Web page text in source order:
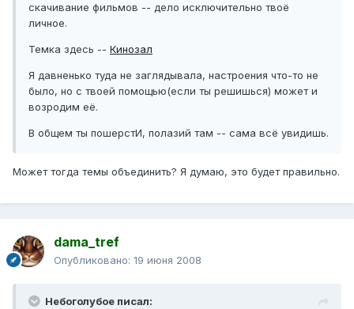
скачивание фильмов -- дело исключительно твоё
личное.
Темка здесь -- Кинозал
Я давненько туда не заглядывала, настроения что-то не
было, но с твоей помощью(если ты решишься) может и
возродим её.
В общем ты пошерстИ, полазий там -- сама всё увидишь.
Может тогда темы объединить? Я думаю, это будет правильно.
dama_tref
Опубликовано: 19 июня 2008
Небоголубое писал: